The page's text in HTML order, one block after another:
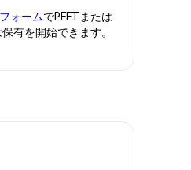
ォームでPFFTまたは
有を開始できます。